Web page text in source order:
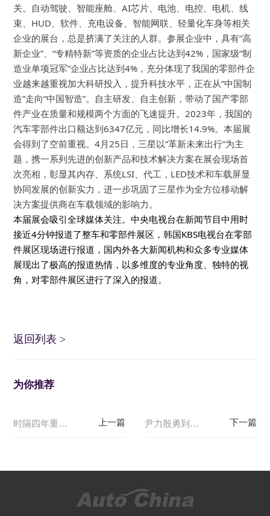
关。自动驾驶、智能座舱、AI芯片、电池、电控、电机、线
束、HUD、软件、充电设备、智能网联、轻量化车身等相关
企业的展台，总是挤满了关注的人群。参展企业中，具有“高
新企业”、“专精特新”等资质的企业占比达到42%，国家级“制
造业单项冠军”企业占比达到4%，充分体现了我国的零部件企
业越来越重视加大科研投入，提升科技水平，正在从“中国制
造”走向“中国智造”。自主研发、自主创新，带动了国产零部
件产业在质量和规模两个方面的飞速提升。2023年，我国的
汽车零部件出口额达到6347亿元，同比增长14.9%。本届展
会得到了空前重视。4月25日，三星以“革新未来出行”为主
题，携一系列先进的创新产品和技术解决方案在展会现场首
次亮相，彰显其内存、系统LSI、代工，LED技术和车载屏显
协同发展的创新实力，进一步巩固了三星作为全方位移动解
决方案提供商在车载领域的影响力。
本届展会吸引全球媒体关注。中央电视台在新闻节目中用时
接近4分钟报道了整车和零部件展区，韩国KBS电视台在零部
件展区现场进行报道，国内外各大新闻机构和众多专业媒体
展现出了极高的报道热情，以多维度的专业角度、独特的视
角，对零部件展区进行了深入的报道。
返回列表 >
为你推荐
时隔四年重磅回归，北京车展零部件展区看点满满 尹力殷勇到顺义区调研，走进北京国际车展察看车企新品及创新技术，了解新国展二期建设进展